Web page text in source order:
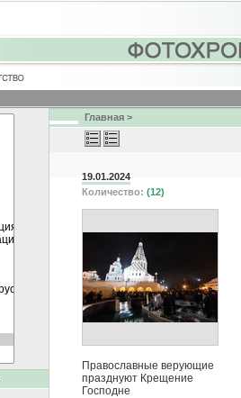
Главная >
19.01.2024
Количество: (12)
Православные верующие
празднуют Крещение
Господне